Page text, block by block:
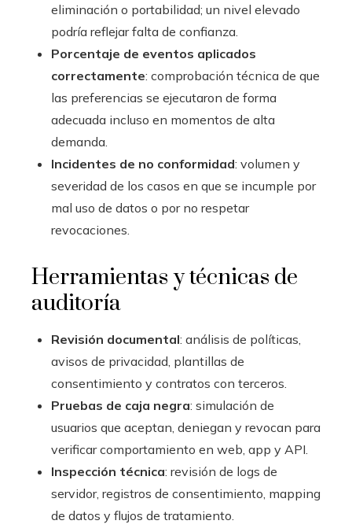
eliminación o portabilidad; un nivel elevado
podría reflejar falta de confianza.
Porcentaje de eventos aplicados
correctamente: comprobación técnica de que
las preferencias se ejecutaron de forma
adecuada incluso en momentos de alta
demanda.
Incidentes de no conformidad: volumen y
severidad de los casos en que se incumple por
mal uso de datos o por no respetar
revocaciones.
Herramientas y técnicas de
auditoría
Revisión documental: análisis de políticas,
avisos de privacidad, plantillas de
consentimiento y contratos con terceros.
Pruebas de caja negra: simulación de
usuarios que aceptan, deniegan y revocan para
verificar comportamiento en web, app y API.
Inspección técnica: revisión de logs de
servidor, registros de consentimiento, mapping
de datos y flujos de tratamiento.